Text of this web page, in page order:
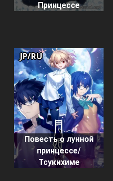
Принцессе
Повесть о лунной
принцессе/
Тсукихиме
JP/RU